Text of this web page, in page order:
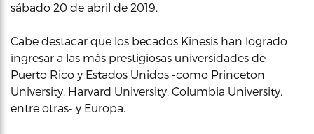
sábado 20 de abril de 2019.
Cabe destacar que los becados Kinesis han logrado
ingresar a las más prestigiosas universidades de
Puerto Rico y Estados Unidos -como Princeton
University, Harvard University, Columbia University,
entre otras- y Europa.